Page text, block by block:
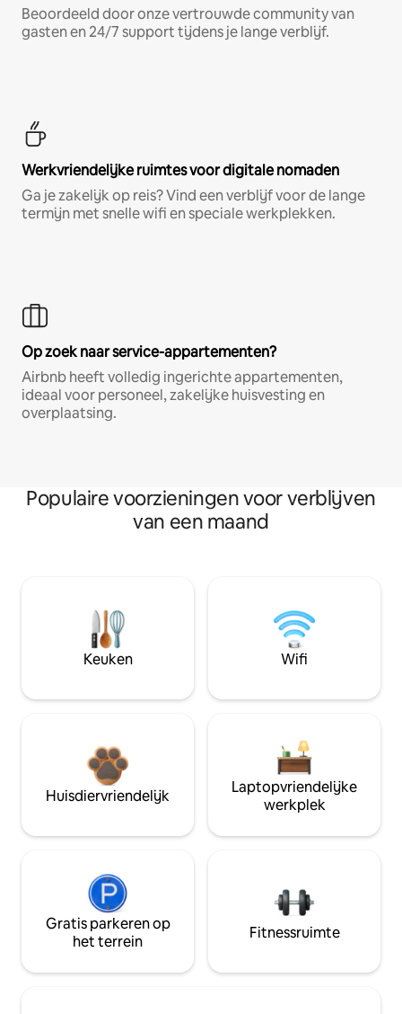
Beoordeeld door onze vertrouwde community van
gasten en 24/7 support tijdens je lange verblijf.
Werkvriendelijke ruimtes voor digitale nomaden
Ga je zakelijk op reis? Vind een verblijf voor de lange
termijn met snelle wifi en speciale werkplekken.
Op zoek naar service-appartementen?
Airbnb heeft volledig ingerichte appartementen,
ideaal voor personeel, zakelijke huisvesting en
overplaatsing.
Populaire voorzieningen voor verblijven
van een maand
Keuken Wifi
Huisdiervriendelijk
Laptopvriendelijke
werkplek
Gratis parkeren op
het terrein
Fitnessruimte